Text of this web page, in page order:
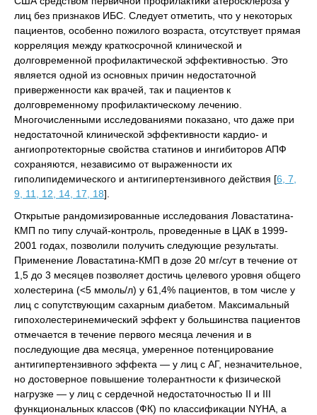
лиц без признаков ИБС. Следует отметить, что у некоторых
пациентов, особенно пожилого возраста, отсутствует прямая
корреляция между краткосрочной клинической и
долговременной профилактической эффективностью. Это
является одной из основных причин недостаточной
приверженности как врачей, так и пациентов к
долговременному профилактическому лечению.
Многочисленными исследованиями показано, что даже при
недостаточной клинической эффективности кардио- и
ангиопротекторные свойства статинов и ингибиторов АПФ
сохраняются, независимо от выраженности их
гиполипидемического и антигипертензивного действия [6, 7,
9, 11, 12, 14, 17, 18].
Открытые рандомизированные исследования Ловастатина-
КМП по типу случай-контроль, проведенные в ЦАК в 1999-
2001 годах, позволили получить следующие результаты.
Применение Ловастатина-КМП в дозе 20 мг/сут в течение от
1,5 до 3 месяцев позволяет достичь целевого уровня общего
холестерина (<5 ммоль/л) у 61,4% пациентов, в том числе у
лиц с сопутствующим сахарным диабетом. Максимальный
гипохолестеринемический эффект у большинства пациентов
отмечается в течение первого месяца лечения и в
последующие два месяца, умеренное потенцирование
антигипертензивного эффекта — у лиц с АГ, незначительное,
но достоверное повышение толерантности к физической
нагрузке — у лиц с сердечной недостаточностью II и III
функциональных классов (ФК) по классификации NYHA, а